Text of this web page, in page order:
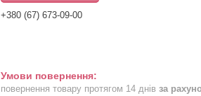
+380 (67) 673-09-00
повернення товару протягом 14 днів за